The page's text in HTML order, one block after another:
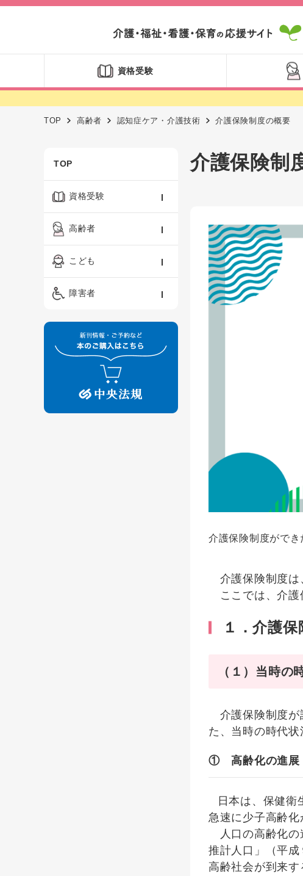
資格受験
TOP 高齢者 認知症ケア・介護技術 介護保険制度の概要
TOP
資格受験
ケアマネジャー
精神保健福祉士
保育士
高齢者
認知症ケア・介護技術
ーシャルワーク
看護
制度
こども
保育・教育／発達障害
障害者
障害者支援・福祉
介護保険制
介護保険制度ができ
介護保険制度は
ここでは、介護
１．介護
（１）当時の
介護保険制度が
た、当時の時代状
① 高齢化の進展
日本は、保健衛
急速に少子高齢化
人口の高齢化の
推計人口」（平
高齢社会が到来す